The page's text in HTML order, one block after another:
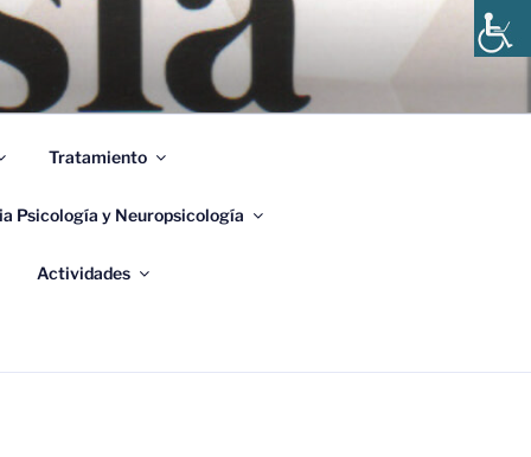
Tratamiento
Psicología y Neuropsicología
Actividades